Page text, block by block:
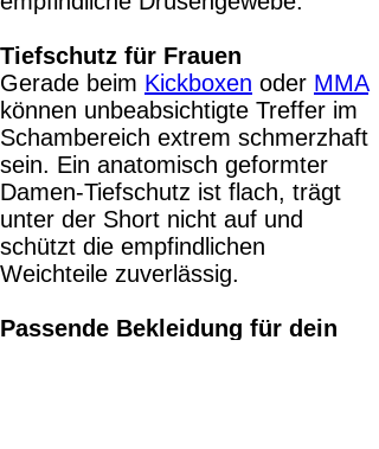
Tiefschutz für Frauen
Gerade beim Kickboxen oder MMA
können unbeabsichtigte Treffer im
Schambereich extrem schmerzhaft
sein. Ein anatomisch geformter
Damen-Tiefschutz ist flach, trägt
unter der Short nicht auf und
schützt die empfindlichen
Weichteile zuverlässig.
Passende Bekleidung für dein